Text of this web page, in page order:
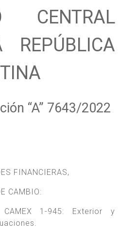
CENTRAL
“A” 7643/2022
FINANCIERAS,
CAMBIO:
1-945: Exterior y